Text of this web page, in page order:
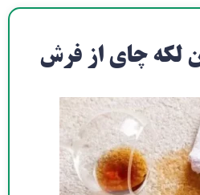
لکه چای از فرش